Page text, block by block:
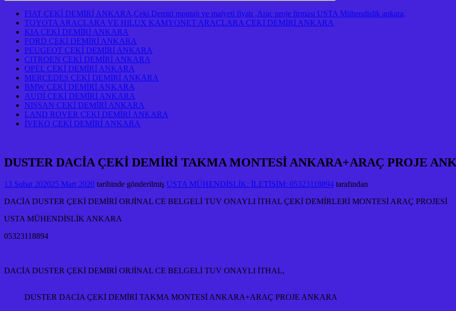
FIAT ÇEKİ DEMİRİ ANKARA,Çeki Demiri montajı ve maiyeti fiyatı ,Araç proje firması USTA Mühendislik ankara,
TOYOTA ARAÇLARA VE HILUX KAMYONET ARAÇLARA ÇEKİ DEMİRİ ANKARA
KIA ÇEKİ DEMİRİ ANKARA
FORD ÇEKİ DEMİRİ ANKARA
PEUGEOT ÇEKİ DEMİRİ ANKARA
CITROEN ÇEKİ DEMİRİ ANKARA
OPEL ÇEKİ DEMİRİ ANKARA
MERCEDES ÇEKİ DEMİRİ ANKARA
BMW ÇEKİ DEMİRİ ANKARA
AUDİ ÇEKİ DEMİRİ ANKARA
NISSAN ÇEKİ DEMİRİ ANKARA
LAND ROVER ÇEKİ DEMİRİ ANKARA
İVEKO ÇEKİ DEMİRİ ANKARA
DUSTER DACİA ÇEKİ DEMİRİ TAKMA MONTESİ ANKARA+ARAÇ PROJE
13 Şubat 202025 Mart 2020 tarihinde gönderilmiş USTA MÜHENDİSLİK: İLETİŞİM: 05323118894 tarafından
DACİA DUSTER ÇEKİ DEMİRİ ORJİNAL CE BELGELİ TUV ONAYLI İTHAL ÇEKİ DEMİRLERİ MONTESİ ARAÇ PROJESİ
USTA MÜHENDİSLİK ANKARA
05323118894
DACİA DUSTER ÇEKİ DEMİRİ ORJİNAL CE BELGELİ TUV ONAYLI İTHAL,
DUSTER DACİA ÇEKİ DEMİRİ TAKMA MONTESİ ANKARA+ARAÇ PROJE ANKARA